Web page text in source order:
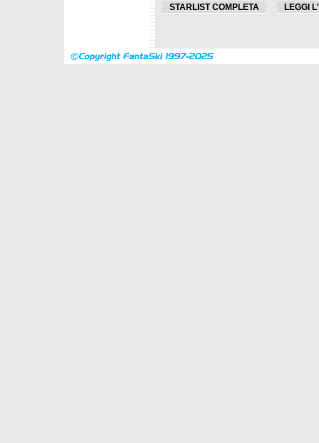
STARLIST COMPLETA LEGGI